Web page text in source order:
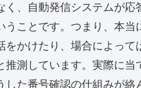
く、自動発信システムが
ことです。つまり、本当
をかけたり、場合によっ
推測しています。実際に
た番号確認の仕組みが絡